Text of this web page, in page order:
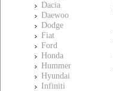
Dacia
Daewoo
Dodge
Fiat
Ford
Honda
Hummer
Hyundai
Infiniti